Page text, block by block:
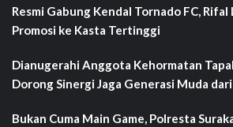
Resmi Gabung Kendal Tornado FC,
Promosi ke Kasta Tertinggi
Dianugerahi Anggota Kehormatan
Dorong Sinergi Jaga Generasi Muda
Bukan Cuma Main Game, Polresta